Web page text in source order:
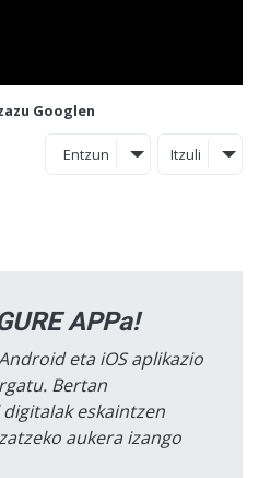
Googlen
Entzun Itzuli
APPa!
eta iOS aplikazio
Bertan
eskaintzen
aukera izango